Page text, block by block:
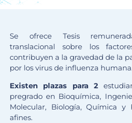
Se ofrece Tesis
translacional sobre los
contribuyen a la gravedad de la
por los virus de influenza
Existen plazas para 2
pregrado en Bioquímica,
Molecular, Biología, Química y
afines.